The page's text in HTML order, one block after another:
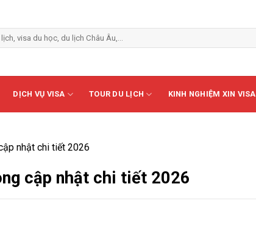
DỊCH VỤ VISA TOUR DU LỊCH KINH NGHIỆM XIN VISA
nhật chi tiết 2026
cập nhật chi tiết 2026